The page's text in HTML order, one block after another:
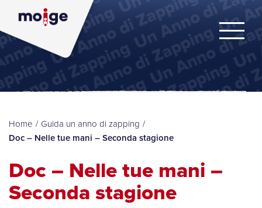
Home / Guida un anno di zapping /
Doc – Nelle tue mani – Seconda stagione
Doc – Nelle tue mani –
Seconda stagione